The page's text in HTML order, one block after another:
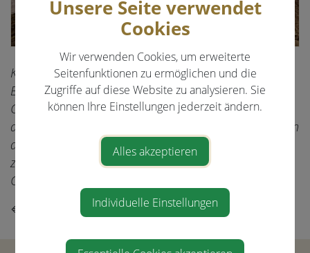
Kommende Woche wird mit einem zusätzliche
Bautrupp an der Stark mit den Grabungsarbeiten der
Glasfaserhauptleitung begonnen. Hier kann es
aufgrund der Breite der Straße zu kurzfristigen Sperren
des Straßenabschnittes kommen. Anrainer werden
zeitgerecht informiert. Anschließend folgen die
Grabungen in der Römerstraße.
⇐ zurück
Unsere Seite verwendet
Cookies
Wir verwenden Cookies, um erweiterte
Seitenfunktionen zu ermöglichen und die
Zugriffe auf diese Website zu analysieren. Sie
können Ihre Einstellungen jederzeit ändern.
Alles akzeptieren
Individuelle Einstellungen